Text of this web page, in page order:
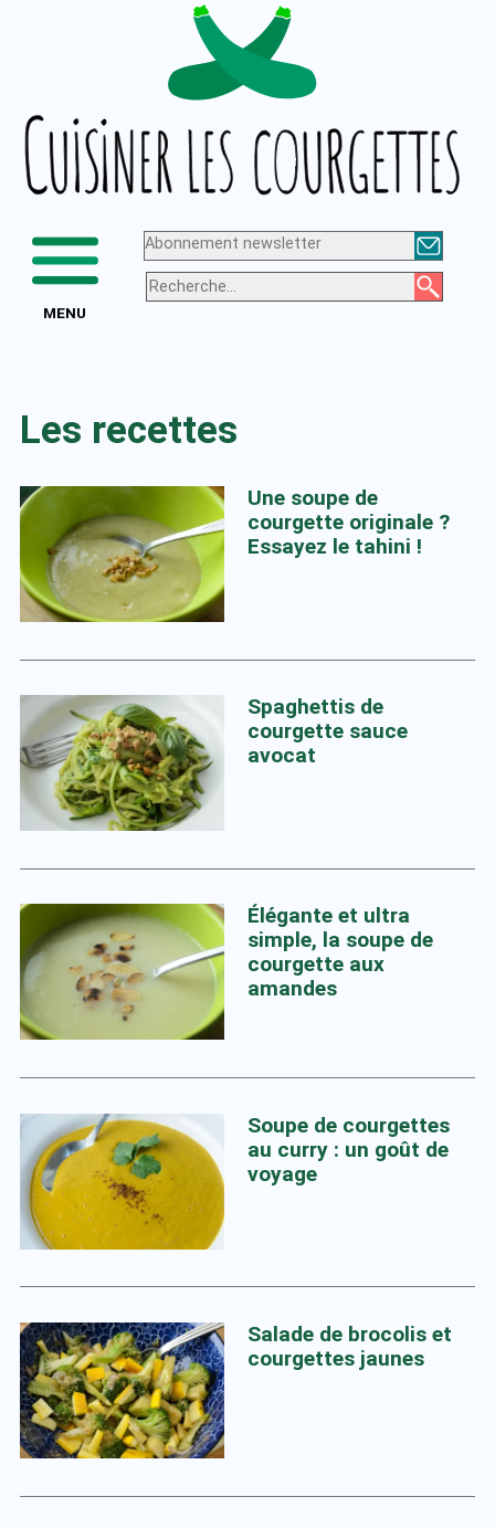
courgettes
MENU
Abonnement newsletter
Les recettes
Une soupe de
courgette originale ?
Essayez le tahini !
Spaghettis de
courgette sauce
avocat
Élégante et ultra
simple, la soupe de
courgette aux
amandes
Soupe de courgettes
au curry : un goût de
voyage
Salade de brocolis et
courgettes jaunes